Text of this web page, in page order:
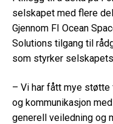
selskapet med flere
Gjennom FI Ocean
Solutions tilgang til
som styrker
– Vi har fått mye
og kommunikasjon
generell veiledning og